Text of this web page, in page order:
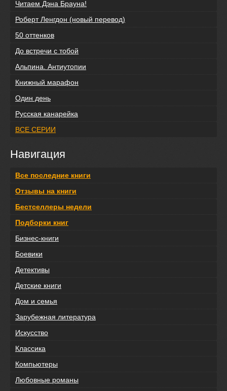
Читаем Дэна Брауна!
Роберт Ленгдон (новый перевод)
50 оттенков
До встречи с тобой
Альпина. Антиутопии
Книжный марафон
Один день
Русская канарейка
ВСЕ СЕРИИ
Навигация
Все последние книги
Отзывы на книги
Бестселлеры недели
Подборки книг
Бизнес-книги
Боевики
Детективы
Детские книги
Дом и семья
Зарубежная литература
Искусство
Классика
Компьютеры
Любовные романы